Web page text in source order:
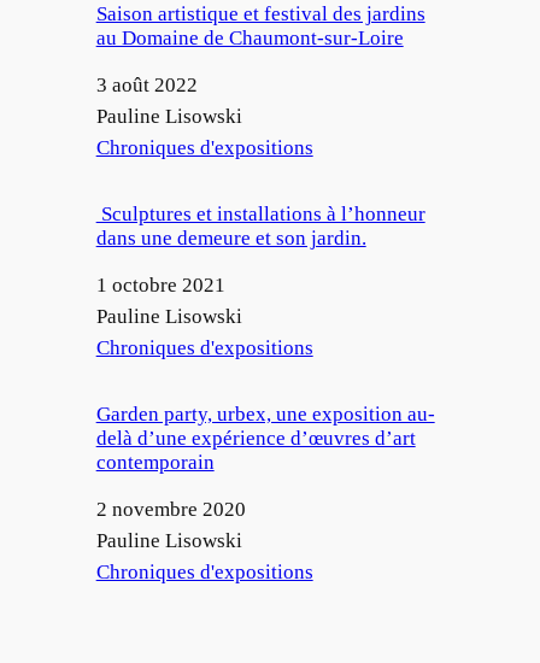
Saison artistique et festival des jardins
au Domaine de Chaumont-sur-Loire
Date
3 août 2022
Auteur
Pauline Lisowski
Par rapport à
Chroniques d'expositions
Sculptures et installations à l’honneur
dans une demeure et son jardin.
Date
1 octobre 2021
Auteur
Pauline Lisowski
Par rapport à
Chroniques d'expositions
Garden party, urbex, une exposition au-
delà d’une expérience d’œuvres d’art
contemporain
Date
2 novembre 2020
Auteur
Pauline Lisowski
Par rapport à
Chroniques d'expositions